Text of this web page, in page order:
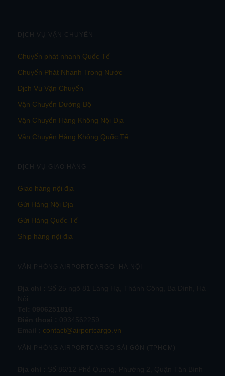
DỊCH VỤ VẬN CHUYỂN
Chuyển phát nhanh Quốc Tế
Chuyển Phát Nhanh Trong Nước
Dịch Vụ Vận Chuyển
Vận Chuyển Đường Bộ
Vận Chuyển Hàng Không Nội Địa
Vận Chuyển Hàng Không Quốc Tế
DỊCH VỤ GIAO HÀNG
Giao hàng nội địa
Gửi Hàng Nội Địa
Gửi Hàng Quốc Tế
Ship hàng nội địa
VĂN PHÒNG AIRPORTCARGO HÀ NỘI
contact@airportcargo.vn
VĂN PHÒNG AIRPORTCARGO SÀI GÒN (TPHCM)